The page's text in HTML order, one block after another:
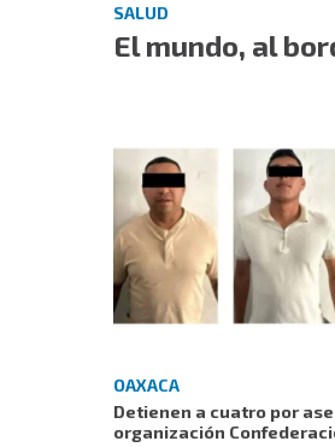
SALUD
El mundo, al
OAXACA
Detienen a cuatro por
organización